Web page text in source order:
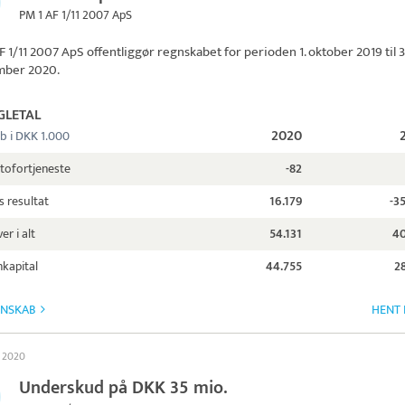
PM 1 AF 1/11 2007 ApS
1/11 2007 ApSoffentliggør regnskabet for perioden 1. oktober 2019 til
2020.
i DKK 1.000 2020
-82
resultat
16.179
-
i alt
54.131
44.755
HENT
Underskud på DKK 35 mio.